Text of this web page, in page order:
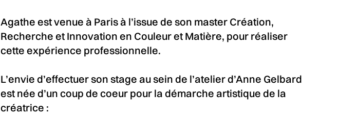
Agathe est venue à Paris à l’issue de son master Création,
Recherche et Innovation en Couleur et Matière, pour réaliser
cette expérience professionnelle.
L’envie d’effectuer son stage au sein de l’atelier d’Anne Gelbard
est née d’un coup de coeur pour la démarche artistique de la
créatrice :